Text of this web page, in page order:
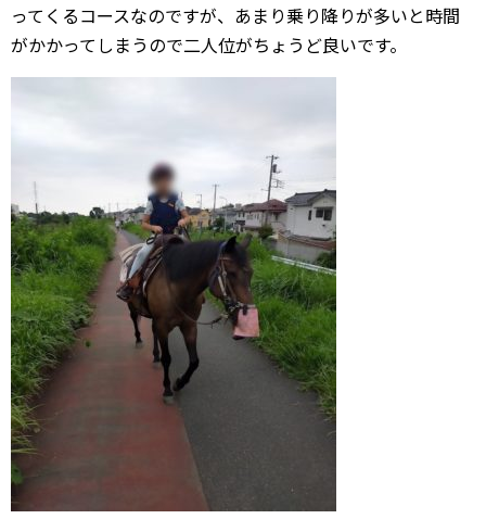
ってくるコースなのですが、あまり乗り降りが多いと時間
がかかってしまうので二人位がちょうど良いです。